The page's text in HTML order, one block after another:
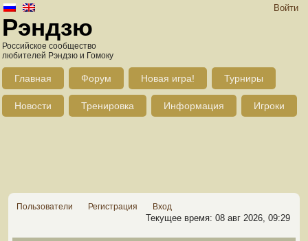
Войти
Рэндзю
Российское сообщество
любителей Рэндзю и Гомоку
Главная Форум Новая игра! Турниры
Новости Тренировка Информация Игроки
Пользователи Регистрация Вход
Текущее время: 08 авг 2026, 09:29